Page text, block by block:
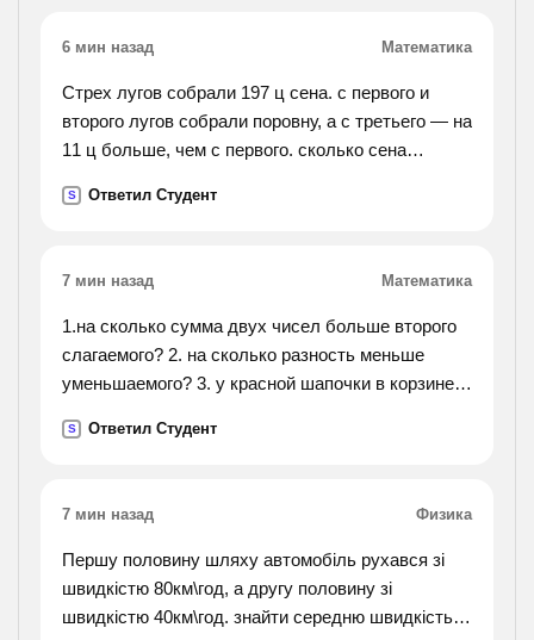
6 мин назад Математика
Стрех лугов собрали 197 ц сена. с первого и
второго лугов собрали поровну, а с третьего — на
11 ц больше, чем с первого. сколько сена
S Ответил Студент
7 мин назад Математика
1.на сколько сумма двух чисел больше второго
слагаемого? 2. на сколько разность меньше
уменьшаемого? 3. у красной шапочки в корзине
яблоками. пирожков с капустой было на 3
больше чем с яблоками. сколько было пирожков
с яблоками и с грибами?
S Ответил Студент
7 мин назад Физика
Першу половину шляху автомобіль рухався зі
швидкістю 80км\год, а другу половину зі
швидкістю 40км\год. знайти середню швидкість